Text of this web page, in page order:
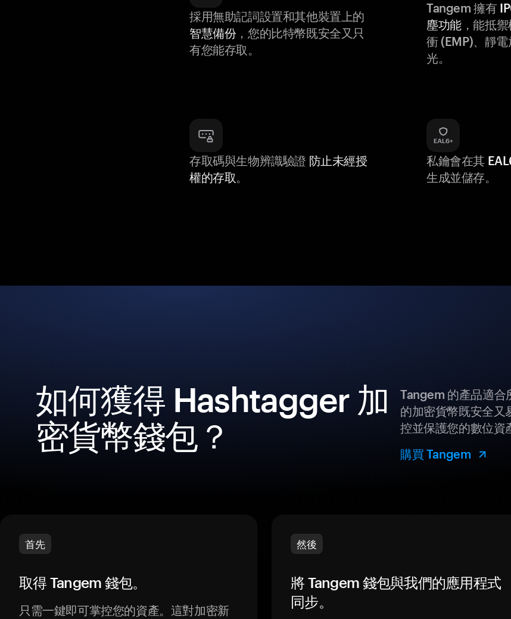
採用無助記詞設置和其他裝置上的
智慧備份，您的比特幣既安全又只
有您能存取。
Tangem 擁有
塵功能，能抵
衝 (EMP)、靜
光。
存取碼與生物辨識驗證 防止未經授
權的存取。
私鑰會在其
生成並儲存。
如何獲得 Hashtagger 加
密貨幣錢包？
Tangem 的產品適合
的加密貨幣既安全又
控並保護您的數位資
購買 Tangem
首先
取得 Tangem 錢包。
只需一鍵即可掌控您的資產。這對加密新
然後
將 Tangem 錢包與我們的應用程式
同步。